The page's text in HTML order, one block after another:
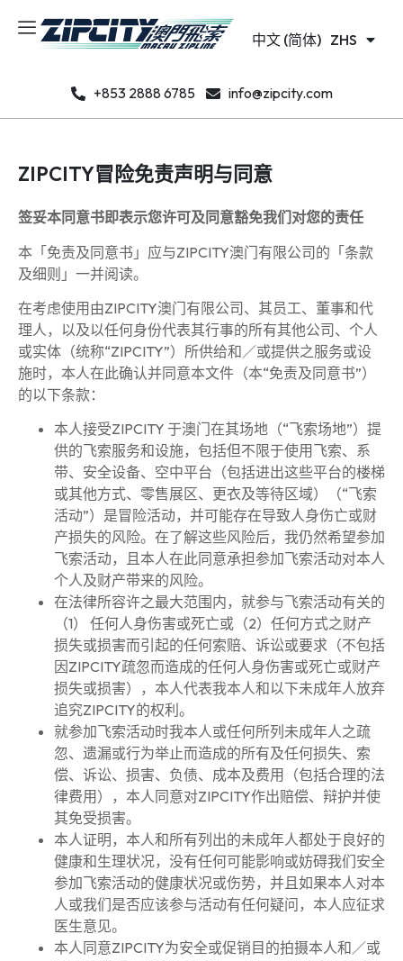
中文 (简体) ZHS
한국어 KO
+853 2888 6785 info@zipcity.com
ZIPCITY冒险免责声明与同意​
签妥本同意书即表示您许可及同意豁免我们对您的责任
本「免责及同意书」应与ZIPCITY澳门有限公司的「条款
及细则」一并阅读。
在考虑使用由ZIPCITY澳门有限公司、其员工、董事和代
理人，以及以任何身份代表其行事的所有其他公司、个人
或实体（统称“ZIPCITY”）所供给和／或提供之服务或设
施时，本人在此确认并同意本文件（本“免责及同意书”）
的以下条款：
本人接受ZIPCITY 于澳门在其场地（“飞索场地”）提
供的飞索服务和设施，包括但不限于使用飞索、系
带、安全设备、空中平台（包括进出这些平台的楼梯
或其他方式、零售展区、更衣及等待区域）（“飞索
活动”）是冒险活动，并可能存在导致人身伤亡或财
产损失的风险。在了解这些风险后，我仍然希望参加
飞索活动，且本人在此同意承担参加飞索活动对本人
个人及财产带来的风险。
在法律所容许之最大范围内，就参与飞索活动有关的
（1） 任何人身伤害或死亡或（2）任何方式之财产
损失或损害而引起的任何索赔、诉讼或要求（不包括
因ZIPCITY疏忽而造成的任何人身伤害或死亡或财产
损失或损害），本人代表我本人和以下未成年人放弃
追究ZIPCITY的权利。
就参加飞索活动时我本人或任何所列未成年人之疏
忽、遗漏或行为举止而造成的所有及任何损失、索
偿、诉讼、损害、负债、成本及费用（包括合理的法
律费用），本人同意对ZIPCITY作出赔偿、辩护并使
其免受损害。
本人证明，本人和所有列出的未成年人都处于良好的
健康和生理状况，没有任何可能影响或妨碍我们安全
参加飞索活动的健康状况或伤势，并且如果本人对本
人或我们是否应该参与活动有任何疑问，本人应征求
医生意见。
本人同意ZIPCITY为安全或促销目的拍摄本人和／或